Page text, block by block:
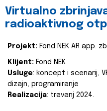
Virtualno
radioaktivnog
Projekt: Fond NEK AR app.
Klijent: Fond NEK
Usluge: koncept i scenarij,
dizajn, programiranje
Realizacija: travanj 2024.